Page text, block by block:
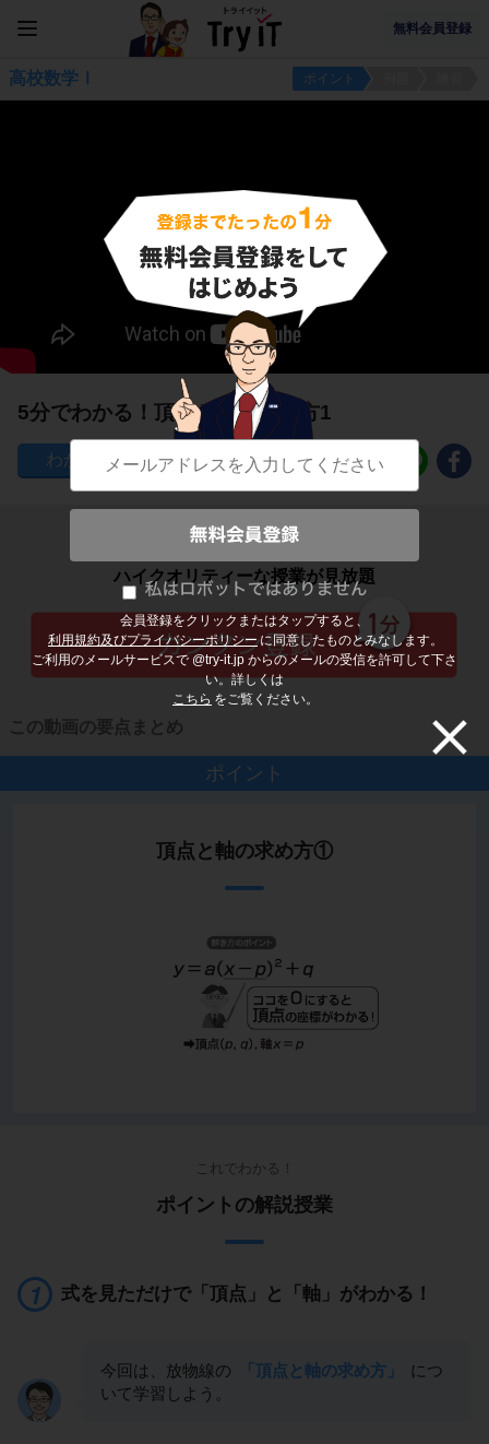
無料会員登録
会員登録をクリックまたはタップすると、
利用規約及びプライバシーポリシー に同意したものとみなします。
ご利用のメールサービスで @try-it.jp からのメールの受信を許可して下さ
い。詳しくは
こちら をご覧ください。
高校数学Ⅰ ポイント
5分でわかる！頂点と軸の求め方1
339
子どもの勉強から大人の学び直しまで
ハイクオリティーな授業が見放題
この動画の要点まとめ
ポイント
頂点と軸の求め方①
これでわかる！
ポイントの解説授業
式を見ただけで「頂点」と「軸」がわかる！
今回は、放物線の 「頂点と軸の求め方」
につ
いて学習しよう。